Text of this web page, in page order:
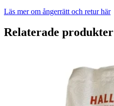
Läs mer om ångerrätt och retur här
Relaterade produkter